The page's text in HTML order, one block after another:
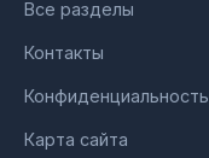
Все разделы
Контакты
Конфиденциальность
Карта сайта